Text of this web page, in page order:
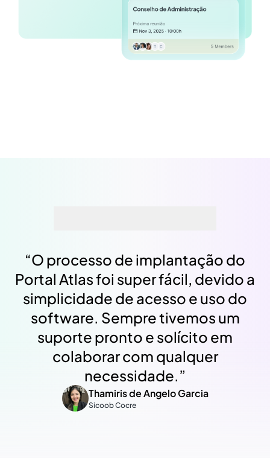
“O processo de implantação do
Portal Atlas foi super fácil, devido a
simplicidade de acesso e uso do
software. Sempre tivemos um
suporte pronto e solícito em
colaborar com qualquer
necessidade.”
Thamiris de Angelo Garcia
Sicoob Cocre